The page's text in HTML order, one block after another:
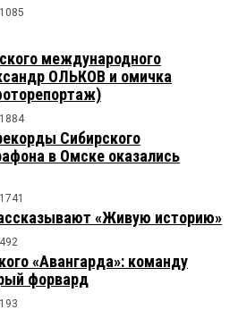
1085
международного
ОЛЬКОВ и омичка
1884
Сибирского
в Омске оказались
1741
«Живую историю»
«Авангарда»: команду
форвард